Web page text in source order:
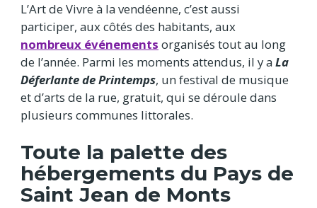
L’Art de Vivre à la vendéenne, c’est aussi
participer, aux côtés des habitants, aux
nombreux événements organisés tout au long
de l’année. Parmi les moments attendus, il y aLa
Déferlante de Printemps, un festival de musique
et d’arts de la rue, gratuit, qui se déroule dans
plusieurs communes littorales.
Toute la palette des
hébergements du Pays de
Saint Jean de Monts